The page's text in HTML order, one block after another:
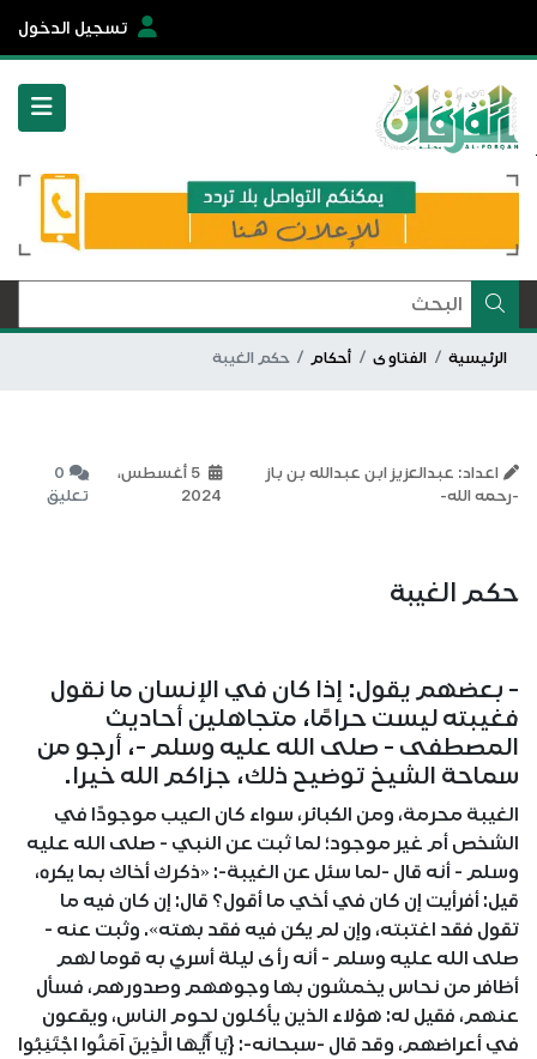
تسجيل الدخول
الرئيسية الفتاوى أحكام حكم الغيبة
اعداد: عبدالعزيز ابن عبدالله بن باز
-رحمه الله-
5 أغسطس،
2024
0
تعليق
حكم الغيبة
- بعضهم يقول: إذا كان في الإنسان ما نقول
فغيبته ليست حرامًا، متجاهلين أحاديث
المصطفى - صلى الله عليه وسلم -، أرجو من
سماحة الشيخ توضيح ذلك، جزاكم الله خيرا.
الغيبة محرمة، ومن الكبائر، سواء كان العيب موجودًا في
الشخص أم غير موجود؛ لما ثبت عن النبي - صلى الله عليه
وسلم - أنه قال -لما سئل عن الغيبة-: «ذكرك أخاك بما يكره،
قيل: أفرأيت إن كان في أخي ما أقول؟ قال: إن كان فيه ما
تقول فقد اغتبته، وإن لم يكن فيه فقد بهته». وثبت عنه -
صلى الله عليه وسلم - أنه رأى ليلة أسري به قوما لهم
أظافر من نحاس يخمشون بها وجوههم وصدورهم، فسأل
عنهم، فقيل له: هؤلاء الذين يأكلون لحوم الناس، ويقعون
في أعراضهم، وقد قال -سبحانه-: {يَا أَيُّهَا الَّذِينَ آمَنُوا اجْتَنِبُوا